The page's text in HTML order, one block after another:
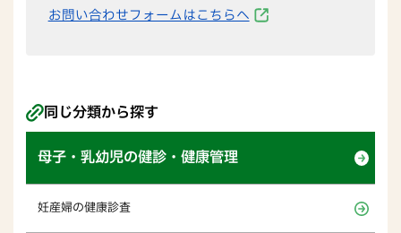
お問い合わせフォームはこちらへ
同じ分類から探す
母子・乳幼児の健診・健康管理
妊産婦の健康診査